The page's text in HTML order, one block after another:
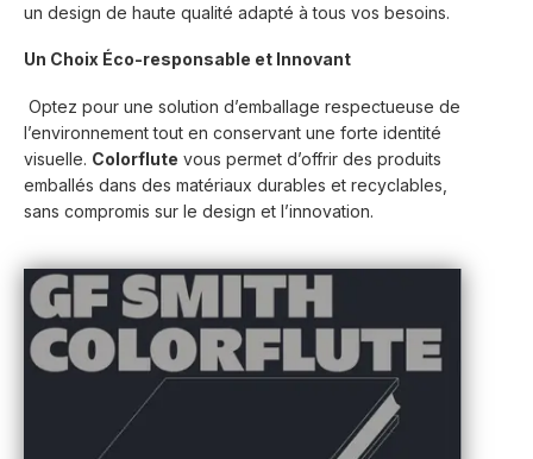
un design de haute qualité adapté à tous vos besoins.
Un Choix Éco-responsable et Innovant
Optez pour une solution d’emballage respectueuse de
l’environnement tout en conservant une forte identité
visuelle. Colorflute vous permet d’offrir des produits
emballés dans des matériaux durables et recyclables,
sans compromis sur le design et l’innovation.